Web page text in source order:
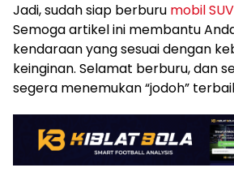
Jadi, sudah siap berburu mobil
Semoga artikel ini membantu
kendaraan yang sesuai dengan
keinginan. Selamat berburu, dan
segera menemukan “jodoh”